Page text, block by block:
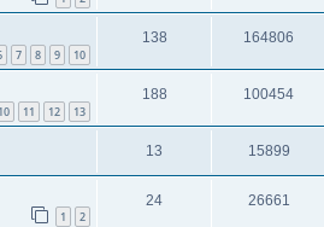
7 8 9 10
138 164806
10 11 12 13
188 100454
13 15899
1 2
24 26661